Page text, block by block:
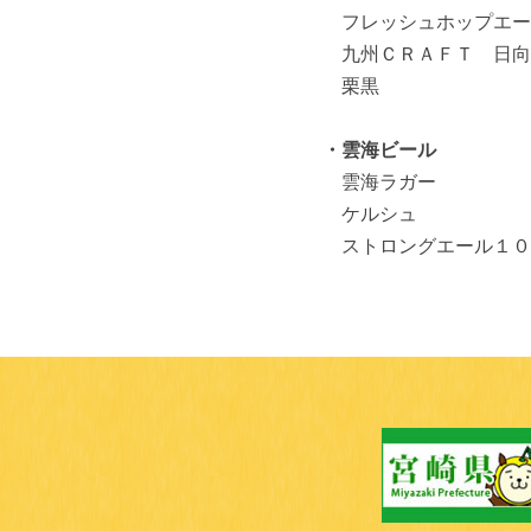
フレッシュホップエ
九州ＣＲＡＦＴ 日
栗黒
・雲海ビール
雲海ラガー
ケルシュ
ストロングエール１０